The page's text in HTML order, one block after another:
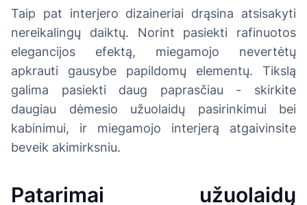
Taip pat interjero dizaineriai drąsina atsisakyti
nereikalingų daiktų. Norint pasiekti rafinuotos
elegancijos efektą, miegamojo nevertėtų
apkrauti gausybe papildomų elementų. Tikslą
galima pasiekti daug paprasčiau - skirkite
daugiau dėmesio užuolaidų pasirinkimui bei
kabinimui, ir miegamojo interjerą atgaivinsite
beveik akimirksniu.
Patarimai užuolaidų